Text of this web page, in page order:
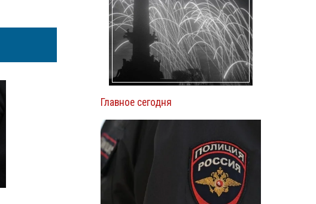
Главное сегодня